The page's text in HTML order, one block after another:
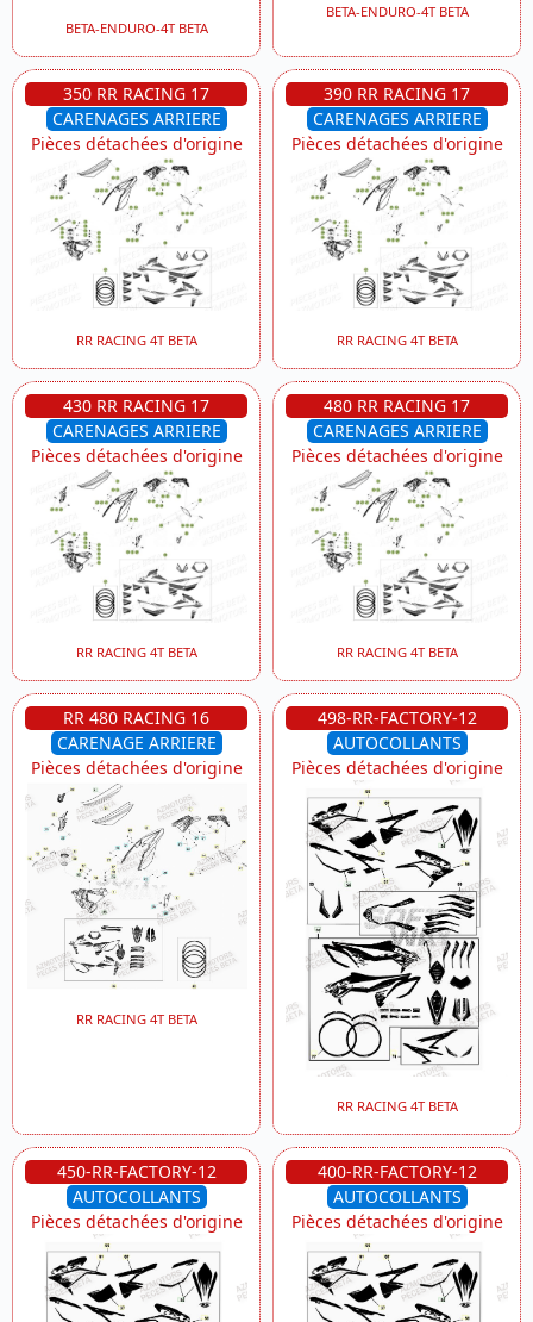
BETA-ENDURO-4T BETA
BETA-ENDURO-4T BETA
350 RR RACING 17
CARENAGES ARRIERE
Pièces détachées d'origine
RR RACING 4T BETA
390 RR RACING 17
CARENAGES ARRIERE
Pièces détachées d'origine
RR RACING 4T BETA
430 RR RACING 17
CARENAGES ARRIERE
Pièces détachées d'origine
RR RACING 4T BETA
480 RR RACING 17
CARENAGES ARRIERE
Pièces détachées d'origine
RR RACING 4T BETA
RR 480 RACING 16
CARENAGE ARRIERE
Pièces détachées d'origine
RR RACING 4T BETA
498-RR-FACTORY-12
AUTOCOLLANTS
Pièces détachées d'origine
RR RACING 4T BETA
450-RR-FACTORY-12
AUTOCOLLANTS
Pièces détachées d'origine
400-RR-FACTORY-12
AUTOCOLLANTS
Pièces détachées d'origine